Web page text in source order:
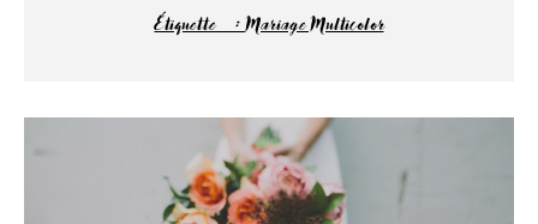
Étiquette :Mariage Multicolor